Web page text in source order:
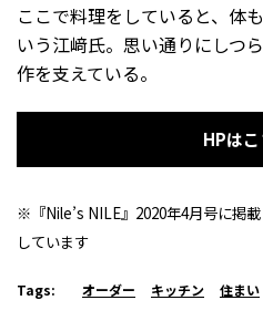
ここで料理をしていると、体
いう江﨑氏。思い通りにしつ
作を支えている。
HPは
※『Nile’s NILE』2020年4月号に掲
しています
Tags: オーダー キッチン 住まい